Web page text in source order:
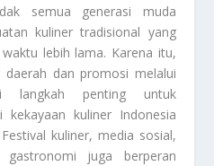
semua generasi muda
kuliner tradisional yang
lebih lama. Karena itu,
daerah dan promosi melalui
langkah penting untuk
kekayaan kuliner Indonesia
kuliner, media sosial,
juga berperan